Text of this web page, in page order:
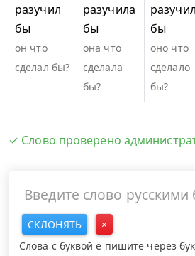
разучил
бы
он что
сделал бы?
разучила
бы
она что
сделала
бы?
бы
оно что
сделало
бы?
✓ Слово проверено
СКЛОНЯТЬ
×
Слова с буквой ё пишите через